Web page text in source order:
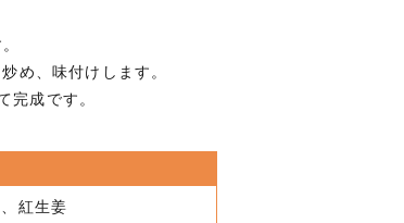
め、味付けします。
完成です。
紅生姜